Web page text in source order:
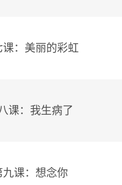
：美丽的彩虹
课：我生病了
九课：想念你